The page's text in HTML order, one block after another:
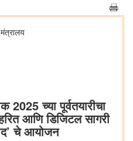
2025 च्या पूर्वतयारीचा
आणि डिजिटल सागरी
चे आयोजन